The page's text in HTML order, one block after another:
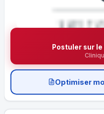
Postuler sur
Optimiser